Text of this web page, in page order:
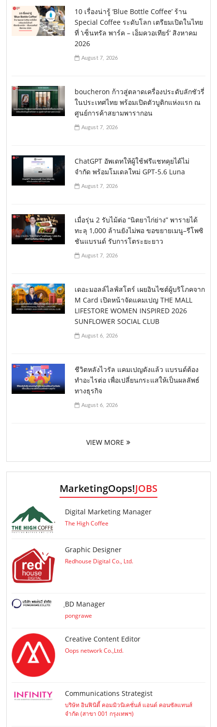
10 เรื่องน่ารู้ ‘Blue Bottle Coffee’ ร้าน
Special Coffee ระดับโลก เตรียมเปิดในไทย
ที่ ‘เซ็นทรัล พาร์ค – เอ็มควอเทียร์’ สิงหาคม
2026
August 7, 2026
boucheron ก้าวสู่ตลาดเครื่องประดับลักชัวรี่
ในประเทศไทย พร้อมเปิดตัวบูติกแห่งแรก ณ
ศูนย์การค้าสยามพารากอน
August 7, 2026
ChatGPT อัพเดทให้ผู้ใช้ฟรีแชทคุยได้ไม่
จำกัด พร้อมโมเดลใหม่ GPT-5.6 Luna
August 7, 2026
เมื่อรุ่น 2 รับไม้ต่อ “นิตยาไก่ย่าง” พารายได้
ทะลุ 1,000 ล้านยังไม่พอ ขอขยายเมนู–รีโพซิ
ชันแบรนด์ รับการโตระยะยาว
August 7, 2026
เดอะมอลล์ไลฟ์สโตร์ เผยอินไซต์ผู้บริโภคจาก
M Card เปิดหน้าจัดแคมเปญ THE MALL
LIFESTORE WOMEN INSPIRED 2026
SUNFLOWER SOCIAL CLUB
August 6, 2026
ชีวิตหลังไวรัล แคมเปญดังแล้ว แบรนด์ต้อง
ทำอะไรต่อ เพื่อเปลี่ยนกระแสให้เป็นผลลัพธ์
ทางธุรกิจ
August 6, 2026
VIEW MORE
MarketingOops!JOBS
Digital Marketing Manager
The High Coffee
Graphic Designer
Redhouse Digital Co., Ltd.
ฺBD Manager
pongrawe
Creative Content Editor
Oops network Co.,Ltd.
Communications Strategist
บริษัท อินฟินิตี้ คอมมิวนิเคชั่นส์ แอนด์ คอนซัลแทนส์
จำกัด (สาขา 001 กรุงเทพฯ)